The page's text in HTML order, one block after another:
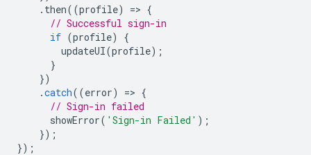
. then((profile) => {
// Successful sign-in
if (profile)
{
updateUI(profile);
}
})
.catch((error) => {
// Sign-in failed
showError( 'Sign-in Failed' );
});
});